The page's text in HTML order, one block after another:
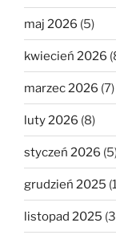
maj 2026 (5)
kwiecień 2026
marzec 2026 (7)
luty 2026 (8)
styczeń 2026
grudzień 2025
listopad 2025